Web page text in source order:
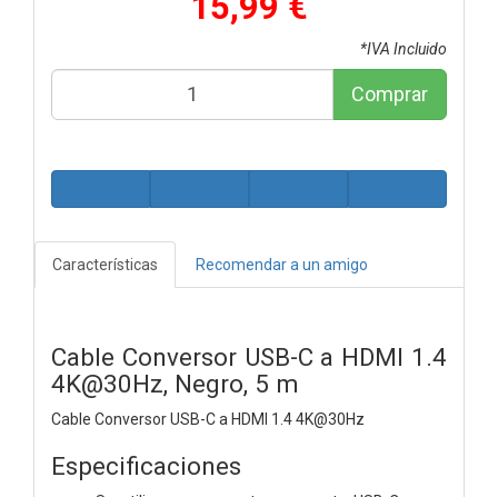
*IVA Incluido
Comprar
Características Recomendar a un amigo
Cable Conversor USB-C a HDMI 1.4
4K@30Hz, Negro, 5 m
Cable Conversor USB-C a HDMI 1.4 4K@30Hz
Especificaciones